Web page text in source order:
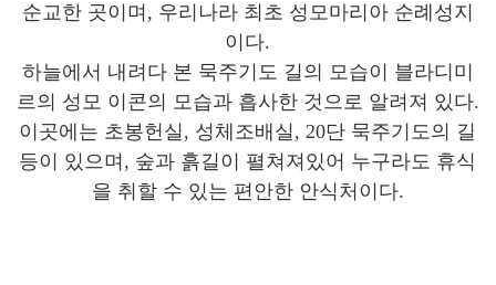
순교한 곳이며, 우리나라 최초 성모마리아 순례성지
이다.
하늘에서 내려다 본 묵주기도 길의 모습이 블라디미
르의 성모 이콘의 모습과 흡사한 것으로 알려져 있다.
이곳에는 초봉헌실, 성체조배실, 20단 묵주기도의 길
등이 있으며, 숲과 흙길이 펼쳐져있어 누구라도 휴식
을 취할 수 있는 편안한 안식처이다.